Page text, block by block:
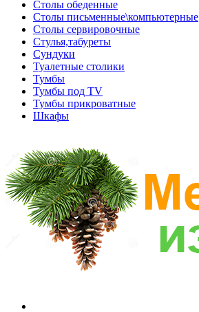
Столы обеденные
Столы письменные\компьютерные
Столы сервировочные
Стулья,табуреты
Сундуки
Туалетные столики
Тумбы
Тумбы под TV
Тумбы прикроватные
Шкафы